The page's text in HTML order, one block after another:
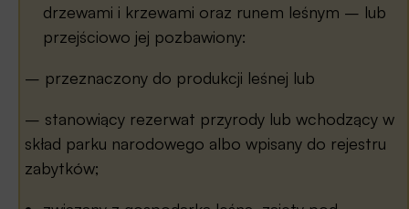
drzewami i krzewami oraz runem leśnym – lub
przejściowo jej pozbawiony:
– przeznaczony do produkcji leśnej lub
– stanowiący rezerwat przyrody lub wchodzący w
skład parku narodowego albo wpisany do rejestru
zabytków;